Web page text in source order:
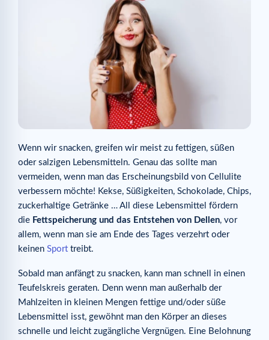
Wenn wir snacken, greifen wir meist zu fettigen, süßen
oder salzigen Lebensmitteln. Genau das sollte man
vermeiden, wenn man das Erscheinungsbild von Cellulite
verbessern möchte! Kekse, Süßigkeiten, Schokolade, Chips,
zuckerhaltige Getränke … All diese Lebensmittel fördern
die Fettspeicherung und das Entstehen von Dellen, vor
allem, wenn man sie am Ende des Tages verzehrt oder
keinen Sport treibt.
Sobald man anfängt zu snacken, kann man schnell in einen
Teufelskreis geraten. Denn wenn man außerhalb der
Mahlzeiten in kleinen Mengen fettige und/oder süße
Lebensmittel isst, gewöhnt man den Körper an dieses
schnelle und leicht zugängliche Vergnügen. Eine Belohnung